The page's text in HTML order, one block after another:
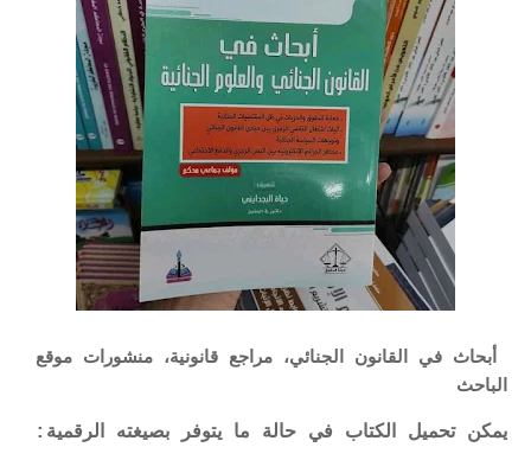
أبحاث في القانون الجنائي، مراجع قانونية، منشورات موقع
الباحث
يمكن تحميل الكتاب في حالة ما يتوفر بصيغته الرقمية: